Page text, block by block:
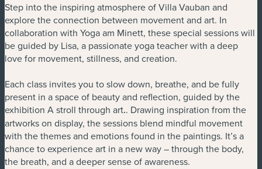
Step into the inspiring atmosphere of Villa Vauban and
explore the connection between movement and art. In
collaboration with Yoga am Minett, these special sessions will
be guided by Lisa, a passionate yoga teacher with a deep
love for movement, stillness, and creation.
Each class invites you to slow down, breathe, and be fully
present in a space of beauty and reflection, guided by the
exhibition A stroll through art.. Drawing inspiration from the
artworks on display, the sessions blend mindful movement
with the themes and emotions found in the paintings. It’s a
chance to experience art in a new way – through the body,
the breath, and a deeper sense of awareness.